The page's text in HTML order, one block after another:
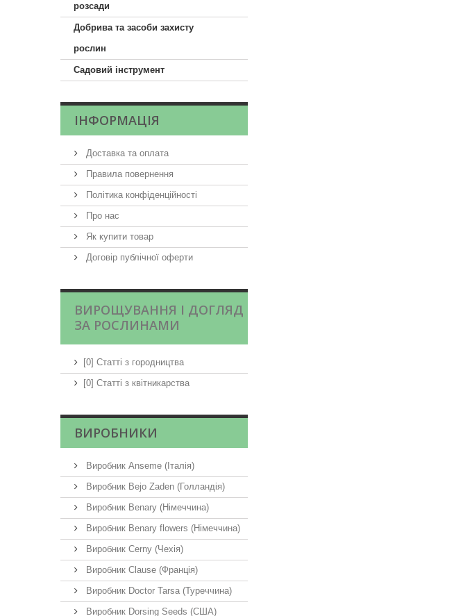
розсади
Добрива та засоби захисту
рослин
Садовий інструмент
ІНФОРМАЦІЯ
Доставка та оплата
Правила повернення
Політика конфіденційності
Про нас
Як купити товар
Договір публічної оферти
ВИРОЩУВАННЯ І ДОГЛЯД
ЗА РОСЛИНАМИ
[0] Статті з городництва
[0] Статті з квітникарства
ВИРОБНИКИ
Виробник Anseme (Італія)
Виробник Bejo Zaden (Голландія)
Виробник Benary (Німеччина)
Виробник Benary flowers (Німеччина)
Виробник Cerny (Чехія)
Виробник Clause (Франція)
Виробник Doctor Tarsa (Туреччина)
Виробник Dorsing Seeds (США)